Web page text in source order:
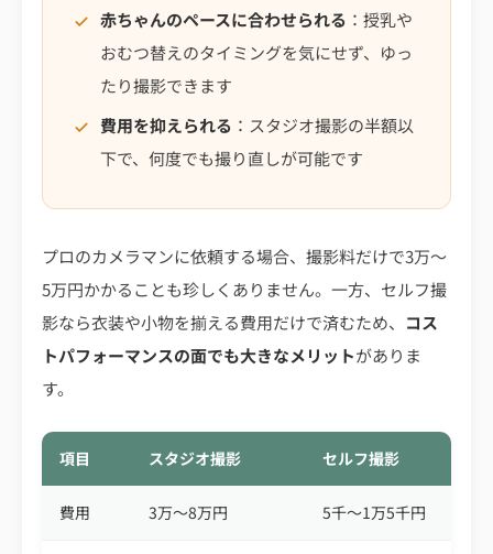
赤ちゃんのペースに合わせられる ：授乳や
おむつ替えのタイミングを気にせず、ゆっ
たり撮影できます
費用を抑えられる ：スタジオ撮影の半額以
下で、何度でも撮り直しが可能です
プロのカメラマンに依頼する場合、撮影料だけで3万〜
5万円かかることも珍しくありません。一方、セルフ撮
影なら衣装や小物を揃える費用だけで済むため、 コス
トパフォーマンスの面でも大きなメリットがありま
す。
項目 スタジオ撮影 セルフ撮影
費用 3万〜8万円 5千〜1万5千円